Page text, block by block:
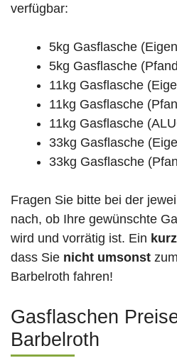
verfügbar:
5kg Gasflasche
5kg Gasflasche
11kg Gasflasche
11kg Gasflasche
11kg Gasflasche
33kg Gasflasche
33kg Gasflasche
Fragen Sie bitte bei der
nach, ob Ihre gewünschte
wird und vorrätig ist. Ein
dass Sie nicht umsonst
Barbelroth fahren!
Gasflaschen
Barbelroth